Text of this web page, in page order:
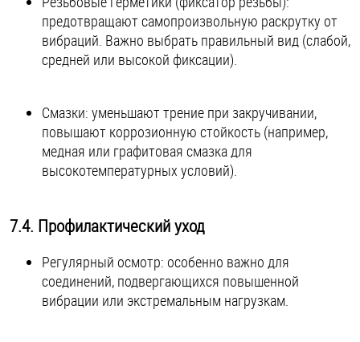
предотвращают самопроизвольную раскрутку от
вибраций. Важно выбрать правильный вид (слабой,
средней или высокой фиксации).
Смазки: уменьшают трение при закручивании,
повышают коррозионную стойкость (например,
медная или графитовая смазка для
высокотемпературных условий).
7.4. Профилактический уход
Регулярный осмотр: особенно важно для
соединений, подвергающихся повышенной
вибрации или экстремальным нагрузкам.